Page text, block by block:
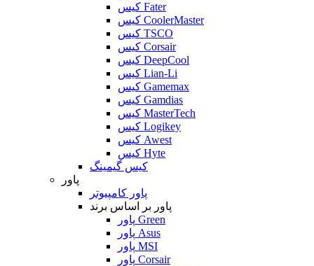
کیس Fater
کیس CoolerMaster
کیس TSCO
کیس Corsair
کیس DeepCool
کیس Lian-Li
کیس Gamemax
کیس Gamdias
کیس MasterTech
کیس Logikey
کیس Awest
کیس Hyte
کیس گیمینگ
پاور
پاور کامپیوتر
پاور بر اساس برند
پاور Green
پاور Asus
پاور MSI
پاور Corsair